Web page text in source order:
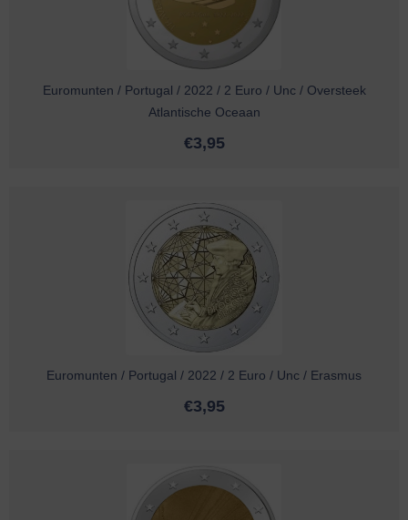
Euromunten / Portugal / 2022 / 2 Euro / Unc / Oversteek
Atlantische Oceaan
€3,95
Euromunten / Portugal / 2022 / 2 Euro / Unc / Erasmus
€3,95